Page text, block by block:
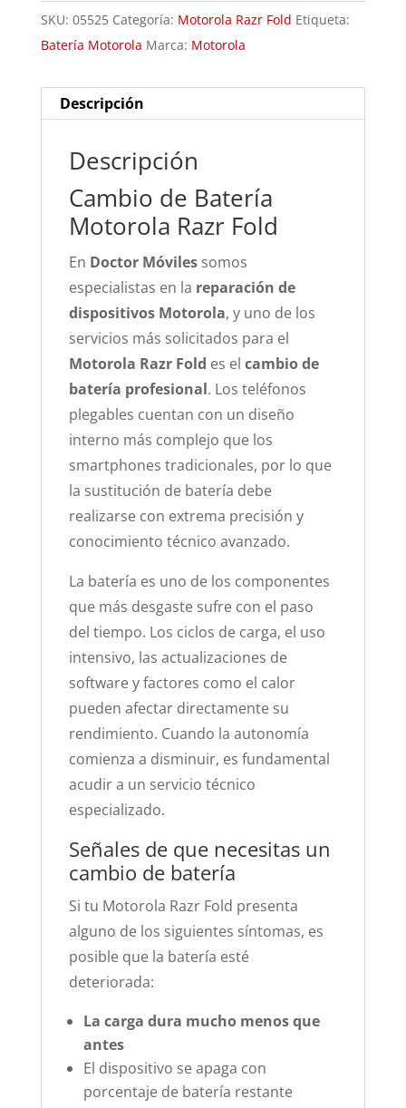
SKU: 05525 Categoría: Motorola Razr Fold Etiqueta:
Batería Motorola Marca: Motorola
Descripción
Descripción
Cambio de Batería
Motorola Razr Fold
En Doctor Móvilessomos
especialistas en la reparación de
dispositivos Motorola, y uno de los
servicios más solicitados para el
Motorola Razr Fold es el cambio de
batería profesional. Los teléfonos
plegables cuentan con un diseño
interno más complejo que los
smartphones tradicionales, por lo que
la sustitución de batería debe
realizarse con extrema precisión y
conocimiento técnico avanzado.
La batería es uno de los componentes
que más desgaste sufre con el paso
del tiempo. Los ciclos de carga, el uso
intensivo, las actualizaciones de
software y factores como el calor
pueden afectar directamente su
rendimiento. Cuando la autonomía
comienza a disminuir, es fundamental
acudir a un servicio técnico
especializado.
Señales de que necesitas un
cambio de batería
Si tu Motorola Razr Fold presenta
alguno de los siguientes síntomas, es
posible que la batería esté
deteriorada:
La carga dura mucho menos que
antes
El dispositivo se apaga con
porcentaje de batería restante